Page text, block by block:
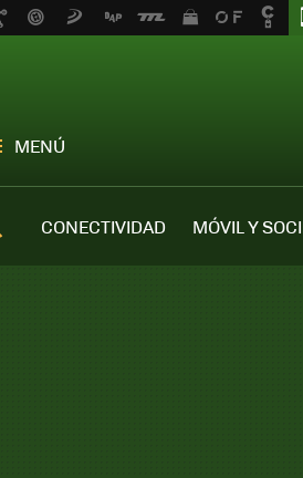
MENÚ
CONECTIVIDAD MÓVIL Y